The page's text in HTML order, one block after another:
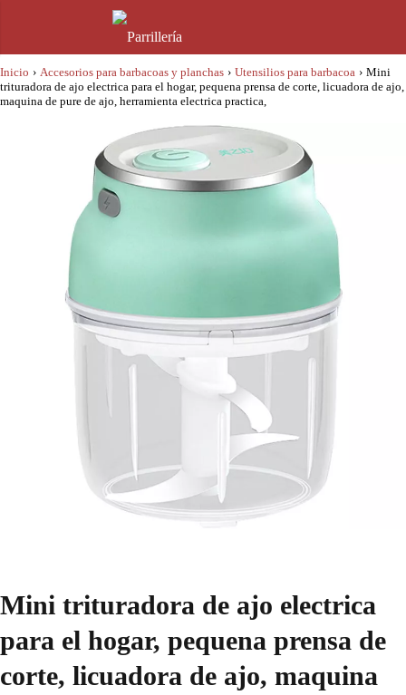
Inicio › Accesorios para barbacoas y planchas › Utensilios para barbacoa › Mini
trituradora de ajo electrica para el hogar, pequena prensa de corte, licuadora de ajo,
maquina de pure de ajo, herramienta electrica practica,
Mini trituradora de ajo electrica
para el hogar, pequena prensa de
corte, licuadora de ajo, maquina